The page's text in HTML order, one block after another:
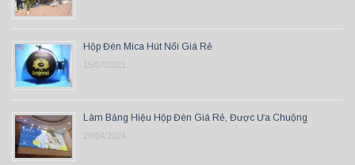
Hộp Đèn Mica Hút Nổi Giá Rẻ
15/07/2021
Làm Bảng Hiệu Hộp Đèn Giá Rẻ, Được Ưa Chuộng
20/04/2024